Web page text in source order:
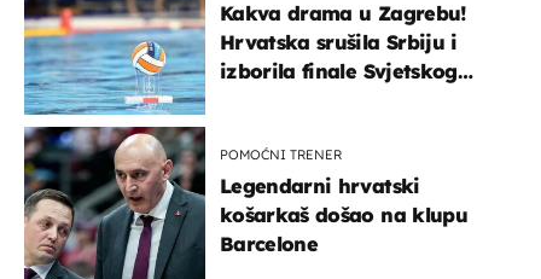
Kakva drama u Zagrebu!
Hrvatska srušila Srbiju i
izborila finale Svjetskog
POMOĆNI TRENER
Legendarni hrvatski
košarkaš došao na klupu
Barcelone